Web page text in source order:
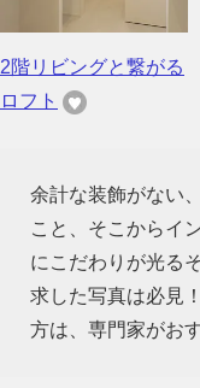
2階リビングと繋がる
ロフト
余計な装飾がない
こと、そこからイ
にこだわりが光る
求した写真は必見
方は、専門家がお